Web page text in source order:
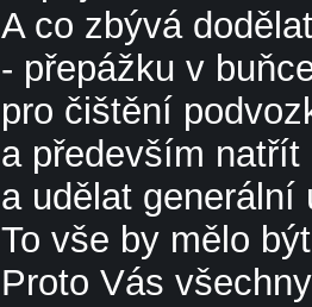
A co zbývá
- přepážku v
pro čištění
a především
a udělat
To vše by mělo
Proto Vás